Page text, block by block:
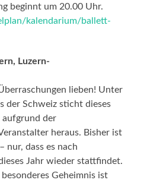
beginnt um 20.00 Uhr.
kalendarium/ballett-
Luzern-
lieben! Unter
der Schweiz sticht dieses
aufgrund der
heraus. Bisher ist
nur, dass es nach
Jahr wieder stattfindet.
Geheimnis ist